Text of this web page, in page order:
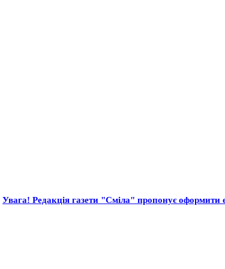
Увага! Редакція газети "Сміла" пропонує оформити